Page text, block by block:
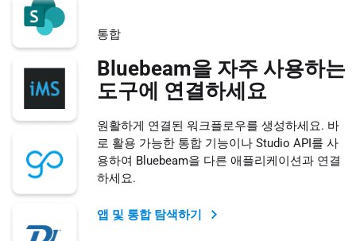
통합
Bluebeam을 자주 사용하는
도구에 연결하세요
원활하게 연결된 워크플로우를 생성하세요. 바
로 활용 가능한 통합 기능이나 Studio API를 사
용하여 Bluebeam을 다른 애플리케이션과 연결
하세요.
앱 및 통합 탐색하기